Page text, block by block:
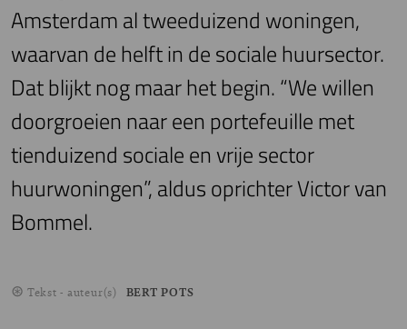
Amsterdam al tweeduizend woningen,
waarvan de helft in de sociale huursector.
Dat blijkt nog maar het begin. “We willen
doorgroeien naar een portefeuille met
tienduizend sociale en vrije sector
huurwoningen”, aldus oprichter Victor van
Bommel.
Tekst - auteur(s) BERT POTS